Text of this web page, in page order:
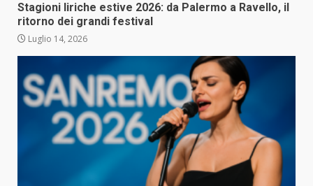
Stagioni liriche estive 2026: da Palermo a Ravello, il
ritorno dei grandi festival
Luglio 14, 2026